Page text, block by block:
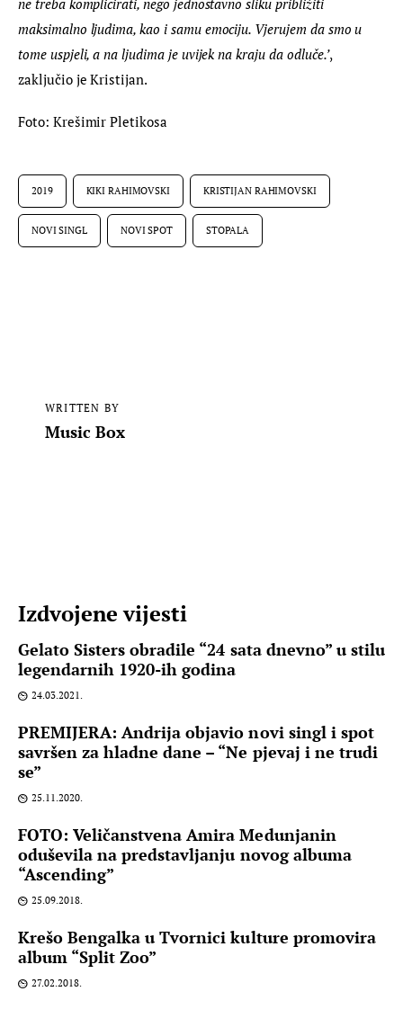
maksimalno ljudima, kao i samu emociju. Vjerujem da smo u
tome uspjeli, a na ljudima je uvijek na kraju da odluče.’,
zaključio je Kristijan.
Foto: Krešimir Pletikosa
2019 KIKI RAHIMOVSKI KRISTIJAN RAHIMOVSKI
NOVI SINGL NOVI SPOT STOPALA
WRITTEN BY
Music Box
Izdvojene vijesti
Gelato Sisters obradile “24 sata dnevno” u stilu
legendarnih 1920-ih godina
24.03.2021.
PREMIJERA: Andrija objavio novi singl i spot
savršen za hladne dane – “Ne pjevaj i ne trudi
se”
25.11.2020.
FOTO: Veličanstvena Amira Medunjanin
oduševila na predstavljanju novog albuma
“Ascending”
25.09.2018.
Krešo Bengalka u Tvornici kulture promovira
album “Split Zoo”
27.02.2018.